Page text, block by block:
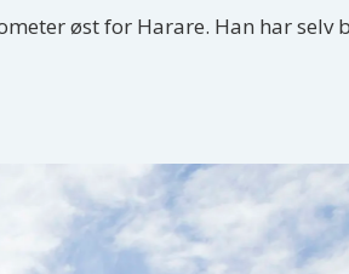
øst for Harare. Han har selv